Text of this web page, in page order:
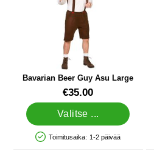
Bavarian Beer Guy Asu Large
Tuote.nro 15857€35.00
Valitse ...
Saatavuus: Varastossa
Toimitusaika: 1-2 päivää